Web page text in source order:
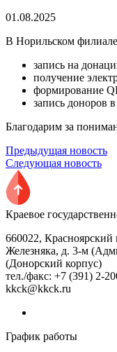
01.08.2025
В Норильском
запись на
получение
формирование
запись доноров
Благодарим за
Предыдущая новость
Следующая новость
Краевое
660022, Красноярский
Железняка, д. 3-м
(Донорский корпус)
тел./факс: +7 (391) 2-
kkck@kkck.ru
График работы